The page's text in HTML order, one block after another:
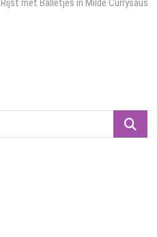
Rijst met Balletjes in Milde Currysaus
Zoeken